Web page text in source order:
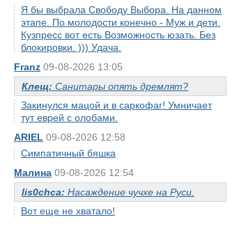
Я бы выбрала Свободу Выбора. На данном
этапе. По молодости конечно - Муж и дети.
Кузпресс вот есть Возможность юзать. Без
блокировки. ))) Удача.
Franz 09-08-2026 13:05
Клещ: Санитары опять дремлят?
Закинулся мацой и в саркофаг! Умничает
тут еврей с олобами.
ARIEL 09-08-2026 12:58
Симпатичный бяшка
Малина 09-08-2026 12:54
lis0chca: Насаждение чучхе на Руси.
Вот еще не хватало!